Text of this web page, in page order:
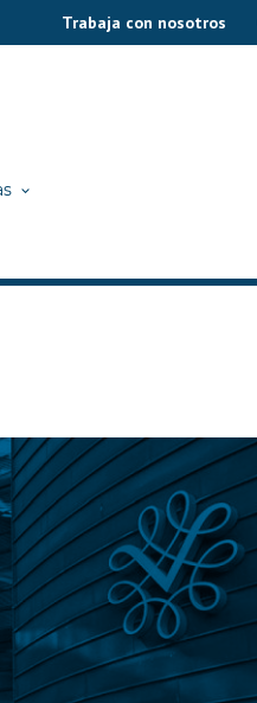
Trabaja con nosotros